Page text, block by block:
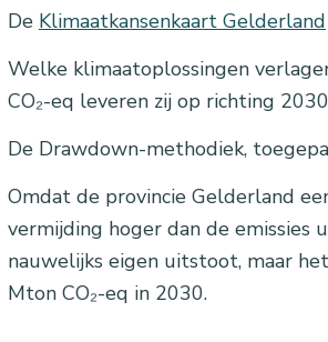
De Klimaatkansenkaart Gelderland
Welke klimaatoplossingen
CO₂-eq leveren zij op richting
De Drawdown-methodiek,
Omdat de provincie Gelderland
vermijding hoger dan de emissies
nauwelijks eigen uitstoot, maar
Mton CO₂-eq in 2030.